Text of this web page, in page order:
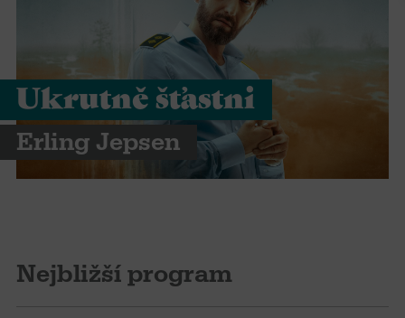
Ukrutně šťastni
Erling Jepsen
Nejbližší program